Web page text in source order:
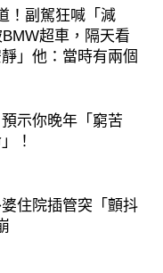
！副駕狂喊「減
超車，隔天看
」他：當時有兩個
示你晚年「窮苦
！
住院插管突「顫抖